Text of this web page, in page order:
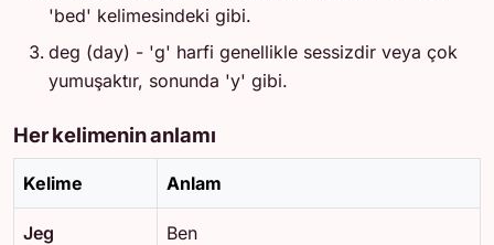
'bed' kelimesindeki gibi.
deg (day) - 'g' harfi genellikle sessizdir veya çok
yumuşaktır, sonunda 'y' gibi.
Her kelimenin anlamı
Kelime Anlam
Jeg Ben